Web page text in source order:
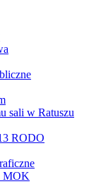
sali w Ratuszu
RODO
MOK